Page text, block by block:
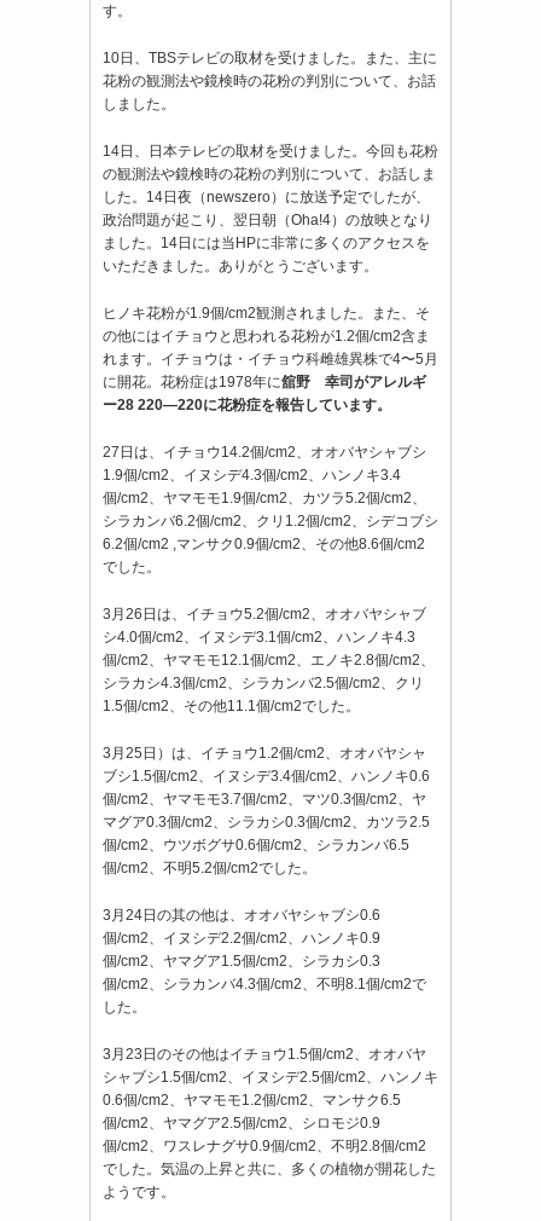
す。
10日、TBSテレビの取材を受けました。また、主に
花粉の観測法や鏡検時の花粉の判別について、お話
しました。
14日、日本テレビの取材を受けました。今回も花粉
の観測法や鏡検時の花粉の判別について、お話しま
した。14日夜（newszero）に放送予定でしたが、
政治問題が起こり、翌日朝（Oha!4）の放映となり
ました。14日には当HPに非常に多くのアクセスを
いただきました。ありがとうございます。
ヒノキ花粉が1.9個/cm2観測されました。また、そ
の他にはイチョウと思われる花粉が1.2個/cm2含ま
れます。イチョウは・イチョウ科雌雄異株で4〜5月
に開花。花粉症は1978年に舘野 幸司がアレルギ
ー28 220―220に花粉症を報告しています。
27日は、イチョウ14.2個/cm2、オオバヤシャブシ
1.9個/cm2、イヌシデ4.3個/cm2、ハンノキ3.4
個/cm2、ヤマモモ1.9個/cm2、カツラ5.2個/cm2、
シラカンバ6.2個/cm2、クリ1.2個/cm2、シデコブシ
6.2個/cm2 ,マンサク0.9個/cm2、その他8.6個/cm2
でした。
3月26日は、イチョウ5.2個/cm2、オオバヤシャブ
シ4.0個/cm2、イヌシデ3.1個/cm2、ハンノキ4.3
個/cm2、ヤマモモ12.1個/cm2、エノキ2.8個/cm2、
シラカシ4.3個/cm2、シラカンバ2.5個/cm2、クリ
1.5個/cm2、その他11.1個/cm2でした。
3月25日）は、イチョウ1.2個/cm2、オオバヤシャ
ブシ1.5個/cm2、イヌシデ3.4個/cm2、ハンノキ0.6
個/cm2、ヤマモモ3.7個/cm2、マツ0.3個/cm2、ヤ
マグア0.3個/cm2、シラカシ0.3個/cm2、カツラ2.5
個/cm2、ウツボグサ0.6個/cm2、シラカンバ6.5
個/cm2、不明5.2個/cm2でした。
3月24日の其の他は、オオバヤシャブシ0.6
個/cm2、イヌシデ2.2個/cm2、ハンノキ0.9
個/cm2、ヤマグア1.5個/cm2、シラカシ0.3
個/cm2、シラカンバ4.3個/cm2、不明8.1個/cm2で
した。
3月23日のその他はイチョウ1.5個/cm2、オオバヤ
シャブシ1.5個/cm2、イヌシデ2.5個/cm2、ハンノキ
0.6個/cm2、ヤマモモ1.2個/cm2、マンサク6.5
個/cm2、ヤマグア2.5個/cm2、シロモジ0.9
個/cm2、ワスレナグサ0.9個/cm2、不明2.8個/cm2
でした。気温の上昇と共に、多くの植物が開花した
ようです。